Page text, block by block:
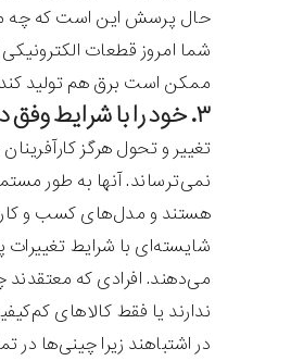
حال پرسش این است که چه
شما امروز قطعات الکترونیکی
ممکن است برق هم تولید
۳. خود را با شرایط وفق دهید
تغییر و تحول هرگز
نمی‌ترساند. آنها به طور
هستند و مدل‌های کسب و کار
شایسته‌ای با شرایط
می‌دهند. افرادی که معتقدند
ندارند یا فقط کالاهای
در اشتباهند زیرا چینی‌ها در